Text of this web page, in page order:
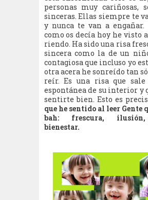
personas muy cariñosas,
sinceras. Ellas siempre te
y nunca te van a engañar.
como os decía hoy he visto
riendo. Ha sido una risa
sincera como la de un
contagiosa que incluso yo
otra acera he sonreído tan
reír. Es una risa que
espontánea de su interior y
sentirte bien. Esto es
que he sentido al leer Gente
bah: frescura,
bienestar.